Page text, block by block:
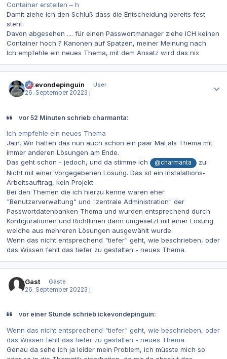
Container erstellen – h
Damit ziehe ich den Schluß dass die Entscheidung bereits fest
steht.
Davon abgesehen .... für einen Passwortmanager ziehe ICH keinen
Container hoch ? Kanonen auf Spatzen, meiner Meinung nach
Ich empfehle ein neues Thema, mit dem Ansatz wird das nix
ickevondepinguin
User
26. September 20223 j
vor 52 Minuten schrieb charmanta:
Ich empfehle ein neues Thema
Jain. Wir hatten das nun auch schon ein paar Mal als Thema mit
immer anderen Lösungen am Ende.
Das geht schon - jedoch, und da stimme ich
@charmanta
zu:
Nicht mit einer Vorgegebenen Lösung. Das sit ein Instalaltions-
Arbeitsauftrag, kein Projekt.
Bei den Themen die ich hierzu kenne waren eher
"Benutzerverwaltung" und "zentrale Administration" der
Passwortdatenbanken Thema und wurden entsprechend durch
Konfigurationen und Richtlinien dann umgesetzt mit einer Lösung
welche aus mehreren Lösungen ausgewählt wurde.
Wenn das nicht entsprechend "tiefer" geht, wie beschrieben, oder
das Wissen fehlt das tiefer zu gestalten - neues Thema.
Gast
Gäste
26. September 20223 j
vor einer Stunde schrieb ickevondepinguin:
Wenn das nicht entsprechend "tiefer" geht, wie beschrieben, oder
das Wissen fehlt das tiefer zu gestalten - neues Thema.
Genau da sehe ich ja leider mein Problem, ich müsste mich so